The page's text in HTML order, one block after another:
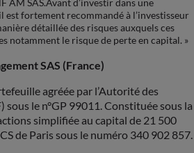
AM SAS.Avant d’investir dans une
est fortement recommandé à l’investisseur
détaillée des risques auxquels ces
notamment le risque de perte en capital. »
SAS (France)
agréée par l’Autorité des
sous le n°GP 99011. Constituée sous la
simplifiée au capital de 21 500
de Paris sous le numéro 340 902 857.